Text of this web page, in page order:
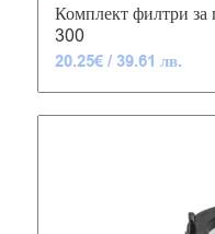
Комплект филтри
300
20.25€/ 39.61 лв.